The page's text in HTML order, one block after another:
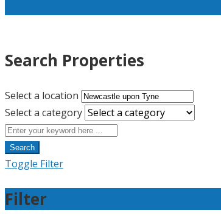
Search Properties
Select a location
Select a category
Search
Toggle Filter
Filter